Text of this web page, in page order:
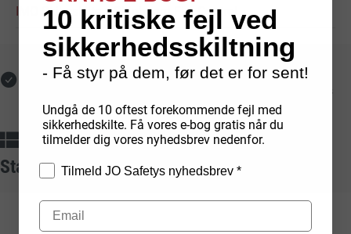
IMO Skibsskilte>Shipboard Fire Control
Fri fragt med GLS
1.000 kr.
Hurtig levering
typisk på 1-2 hverdage
Dansk produktion
dansk fabrik
Sikker betaling
faktura og EAN
Standarder vi arbejder ud fra
10 kritiske fejl ved
sikkerhedsskiltning
- Få styr på dem, før det er for sent!
Undgå de 10 oftest forekommende fejl med
sikkerhedskilte. Få vores e-bog gratis når du
tilmelder dig vores nyhedsbrev nedenfor.
Tilmeld JO Safetys nyhedsbrev *